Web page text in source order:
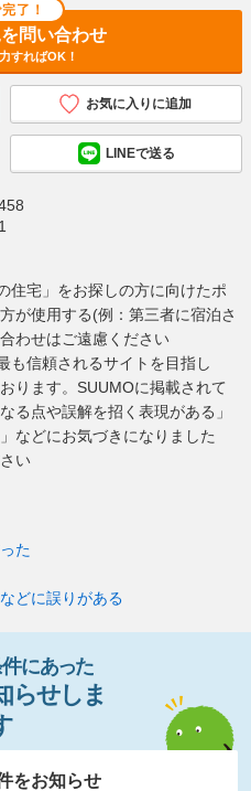
了！
問い合わせ
すればOK！
お気に入りに追加
LINEで送る
住宅」をお探しの方に向けたポ
が使用する(例：第三者に宿泊さ
わせはご遠慮ください
も信頼されるサイトを目指し
ります。SUUMOに掲載されて
る点や誤解を招く表現がある」
などにお気づきになりました
い
た
どに誤りがある
にあった
らせし ま
をお知らせ